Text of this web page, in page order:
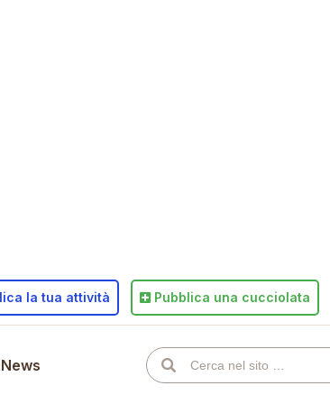
News
la tua attività Pubblica una cucciolata